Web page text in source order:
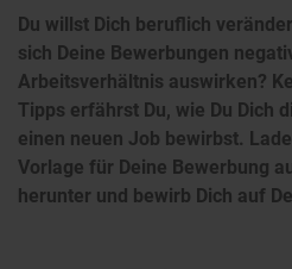
Du willst Dich beruflich
sich Deine Bewerbungen
Arbeitsverhältnis auswirken?
Tipps erfährst Du, wie Du Dich
einen neuen Job bewirbst.
Vorlage für Deine Bewerbung
herunter und bewirb Dich auf